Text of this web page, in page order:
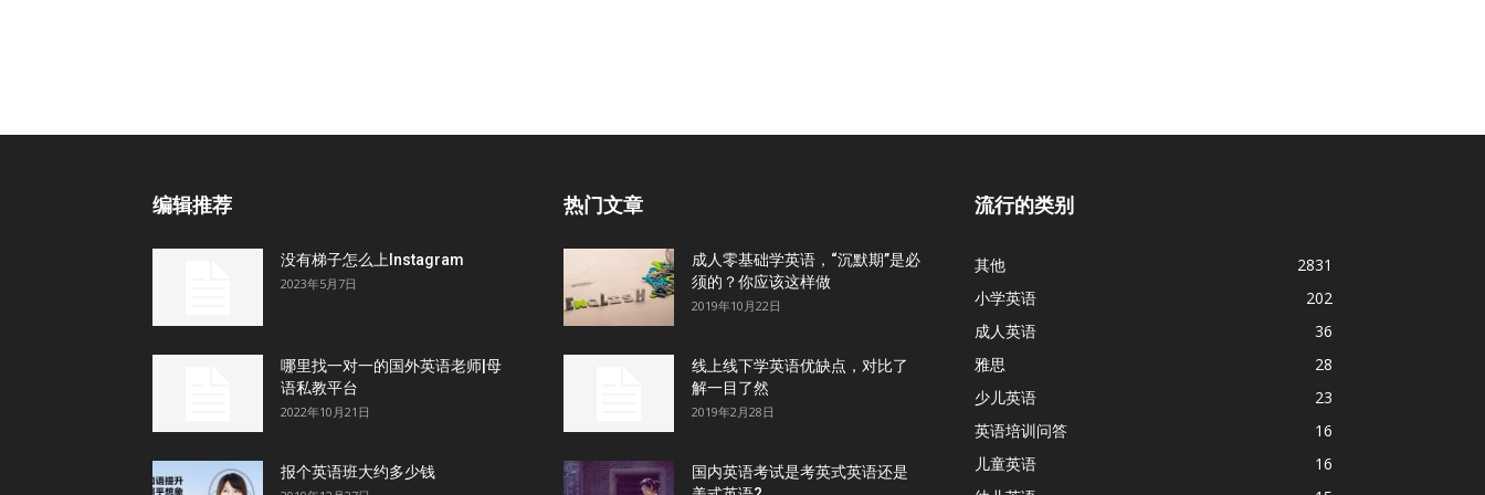
编辑推荐
没有梯子怎么上Instagram
2023年5月7日
哪里找一对一的国外英语老师|母
语私教平台
2022年10月21日
报个英语班大约多少钱
热门文章
成人零基础学英语，“沉默期”是必
须的？你应该这样做
2019年10月22日
线上线下学英语优缺点，对比了
解一目了然
2019年2月28日
国内英语考试是考英式英语还是
流行的类别
其他
2831
小学英语
202
成人英语
36
雅思
28
少儿英语
23
英语培训问答
16
儿童英语
16